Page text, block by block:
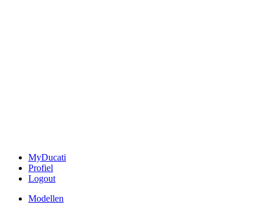
MyDucati
Profiel
Logout
Modellen